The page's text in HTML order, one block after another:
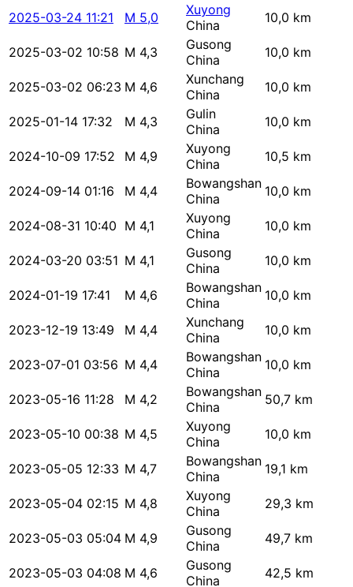
2025-03-24 11:21 M 5,0
Xuyong
China
10,0 km
2025-03-02 10:58 M 4,3
Gusong
China
10,0 km
2025-03-02 06:23 M 4,6
Xunchang
China
10,0 km
2025-01-14 17:32 M 4,3
Gulin
China
10,0 km
2024-10-09 17:52 M 4,9
Xuyong
China
10,5 km
2024-09-14 01:16 M 4,4
Bowangshan
China
10,0 km
2024-08-31 10:40 M 4,1
Xuyong
China
10,0 km
2024-03-20 03:51 M 4,1
Gusong
China
10,0 km
2024-01-19 17:41 M 4,6
Bowangshan
China
10,0 km
2023-12-19 13:49 M 4,4
Xunchang
China
10,0 km
2023-07-01 03:56 M 4,4
Bowangshan
China
10,0 km
2023-05-16 11:28 M 4,2
Bowangshan
China
50,7 km
2023-05-10 00:38 M 4,5
Xuyong
China
10,0 km
2023-05-05 12:33 M 4,7
Bowangshan
China
19,1 km
2023-05-04 02:15 M 4,8
Xuyong
China
29,3 km
2023-05-03 05:04 M 4,9
Gusong
China
49,7 km
2023-05-03 04:08 M 4,6
Gusong
China
42,5 km